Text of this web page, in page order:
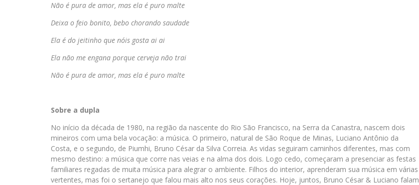
Não é pura de amor, mas ela é puro malte
Deixa o feio bonito, bebo chorando saudade
Ela é do jeitinho que nóis gosta ai ai
Ela não me engana porque cerveja não trai
Não é pura de amor, mas ela é puro malte
Sobre a dupla
No início da década de 1980, na região da nascente do Rio São Francisco, na Serra da Canastra, nascem dois
mineiros com uma bela vocação: a música. O primeiro, natural de São Roque de Minas, Luciano Antônio da
Costa, e o segundo, de Piumhi, Bruno César da Silva Correia. As vidas seguiram caminhos diferentes, mas com
mesmo destino: a música que corre nas veias e na alma dos dois. Logo cedo, começaram a presenciar as festas
familiares regadas de muita música para alegrar o ambiente. Filhos do interior, aprenderam sua música em várias
vertentes, mas foi o sertanejo que falou mais alto nos seus corações. Hoje, juntos, Bruno César & Luciano falam